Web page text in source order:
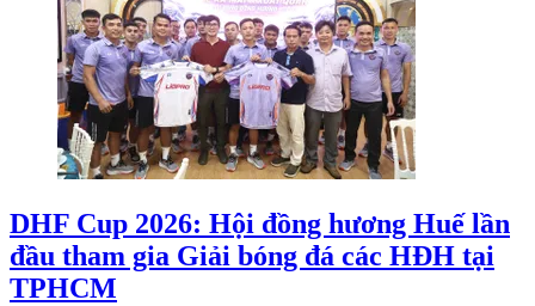
DHF Cup 2026: Hội đồng hương Huế lần
đầu tham gia Giải bóng đá các HĐH tại
TPHCM